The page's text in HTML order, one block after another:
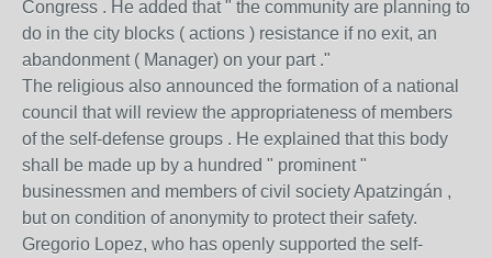
Congress . He added that " the community are planning to
do in the city blocks ( actions ) resistance if no exit, an
abandonment ( Manager) on your part ."
The religious also announced the formation of a national
council that will review the appropriateness of members
of the self-defense groups . He explained that this body
shall be made up by a hundred " prominent "
businessmen and members of civil society Apatzingán ,
but on condition of anonymity to protect their safety.
Gregorio Lopez, who has openly supported the self-